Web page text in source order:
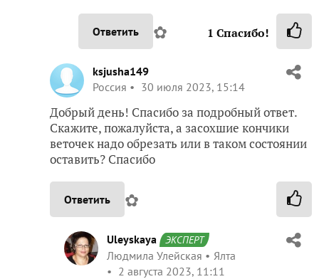
Ответить ✿ 1 Спасибо!
ksjusha149
Россия
30 июля 2023, 15:14
Добрый день! Спасибо за подробный ответ.
Скажите, пожалуйста, а засохшие кончики
веточек надо обрезать или в таком состоянии
оставить? Спасибо
Ответить ✿
Uleyskaya ЭКСПЕРТ
Людмила Улейская
Ялта
2 августа 2023, 11:11